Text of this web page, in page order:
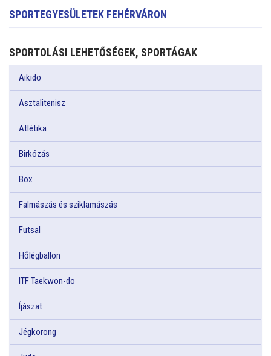
SPORTEGYESÜLETEK FEHÉRVÁRON
SPORTOLÁSI LEHETŐSÉGEK, SPORTÁGAK
Aikido
Asztalitenisz
Atlétika
Birkózás
Box
Falmászás és sziklamászás
Futsal
Hőlégballon
ITF Taekwon-do
Íjászat
Jégkorong